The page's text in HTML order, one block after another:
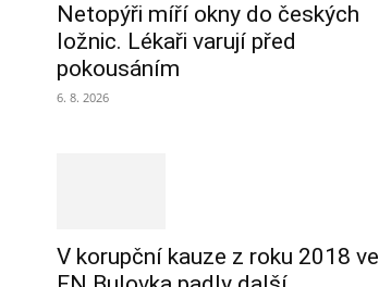
Netopýři míří okny do českých
ložnic. Lékaři varují před
pokousáním
6. 8. 2026
V korupční kauze z roku 2018 ve